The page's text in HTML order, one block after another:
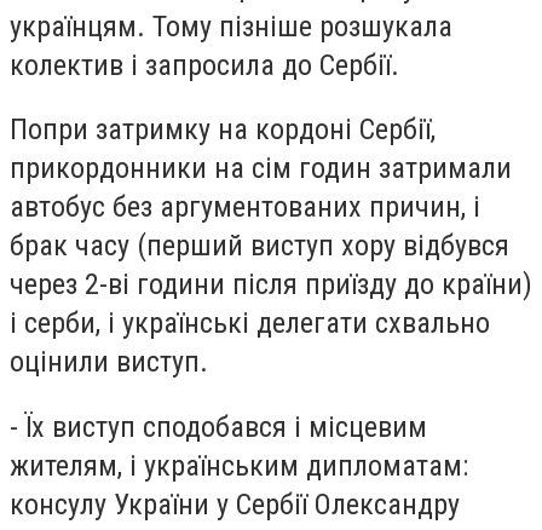
українцям. Тому пізніше розшукала
колектив і запросила до Сербії.
Попри затримку на кордоні Сербії,
прикордонники на сім годин затримали
автобус без аргументованих причин, і
брак часу (перший виступ хору відбувся
через 2-ві години після приїзду до країни)
і серби, і українські делегати схвально
оцінили виступ.
- Їх виступ сподобався і місцевим
жителям, і українським дипломатам:
консулу України у Сербії Олександру